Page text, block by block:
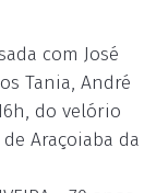
com José
Tania, André
do velório
Araçoiaba da